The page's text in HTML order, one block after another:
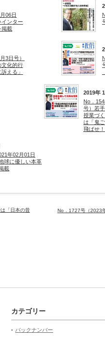
06日
ンター
掲載
3日号）
文化的行
える」
2019年
No．
号）若
授業づ
は「鬼
飛ばせ
年02月01日
球に優しい本革
載
「日本の昔
No．1727号（2023
カテゴリー
バックナンバー